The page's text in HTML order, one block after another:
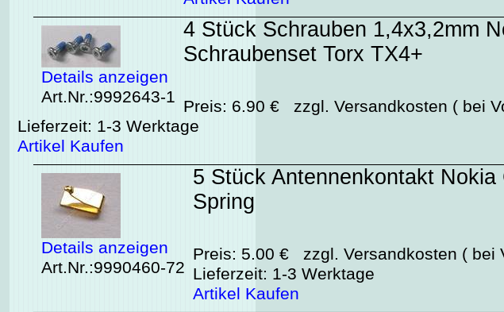
Details anzeigen
Art.Nr.:9992643-1
4 Stück Schrauben 1,4x3,2mm
Schraubenset Torx TX4+
Preis: 6.90 € zzgl. Versandkosten ( bei
Lieferzeit: 1-3 Werktage
Artikel Kaufen
Details anzeigen
Art.Nr.:9990460-72
5 Stück Antennenkontakt Nokia
Spring
Preis: 5.00 € zzgl. Versandkosten ( bei
Lieferzeit: 1-3 Werktage
Artikel Kaufen